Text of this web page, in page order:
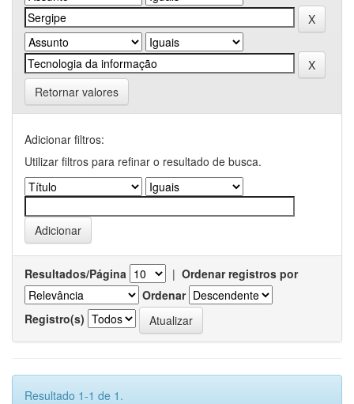
Retornar valores
Adicionar filtros:
Utilizar filtros para refinar o resultado de busca.
Resultados/Página | Ordenar registros por
Ordenar
Registro(s)
Resultado 1-1 de 1.